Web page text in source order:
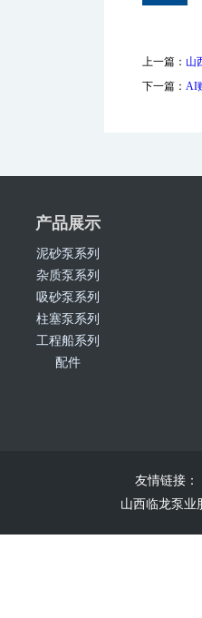
上一篇： 山
下一篇： AI
产品展示
泥砂泵系列
杂质泵系列
吸砂泵系列
柱塞泵系列
工程船系列
配件
友情链接：
山西临龙泵